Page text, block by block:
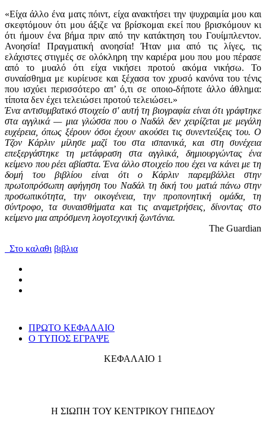
«Είχα άλλο ένα ματς πόιντ, είχα ανακτήσει την ψυχραιμία μου και
σκεφτόμουν ότι μου άξιζε να βρίσκομαι εκεί που βρισκόμουν κι
ότι ήμουν ένα βήμα πριν από την κατάκτηση του Γουίμπλεντον.
Ανοησία! Πραγματική ανοησία! Ήταν μια από τις λίγες, τις
ελάχιστες στιγμές σε ολόκληρη την καριέρα μου που μου πέρασε
από το μυαλό ότι είχα νικήσει προτού ακόμα νικήσω. Το
συναίσθημα με κυρίευσε και ξέχασα τον χρυσό κανόνα του τένις
που ισχύει περισσότερο απ’ ό,τι σε οποιο-δήποτε άλλο άθλημα:
τίποτα δεν έχει τελειώσει προτού τελειώσει.»
Ένα αντισυμβατικό στοιχείο σ' αυτή τη βιογραφία είναι ότι γράφτηκε
στα αγγλικά — μια γλώσσα που ο Ναδάλ δεν χειρίζεται με μεγάλη
ευχέρεια, όπως ξέρουν όσοι έχουν ακούσει τις συνεντεύξεις του. Ο
Τζον Κάρλιν μίλησε μαζί του στα ισπανικά, και στη συνέχεια
επεξεργάστηκε τη μετάφραση στα αγγλικά, δημιουργώντας ένα
κείμενο που ρέει αβίαστα. Ένα άλλο στοιχείο που έχει να κάνει με τη
δομή του βιβλίου είναι ότι ο Κάρλιν παρεμβάλλει στην
πρωτοπρόσωπη αφήγηση του Ναδάλ τη δική του ματιά πάνω στην
προσωπικότητα, την οικογένεια, την προπονητική ομάδα, τη
σύντροφο, τα συναισθήματα και τις αναμετρήσεις, δίνοντας στο
κείμενο μια απρόσμενη λογοτεχνική ζωντάνια.
The Guardian
Στο καλαθι βιβλια
ΠΡΩΤΟ ΚΕΦΑΛΑΙΟ
Ο ΤΥΠΟΣ ΕΓΡΑΨΕ
ΚΕΦΑΛΑΙΟ 1
Η ΣΙΩΠΗ ΤΟΥ ΚΕΝΤΡΙΚΟΥ ΓΗΠΕΔΟΥ